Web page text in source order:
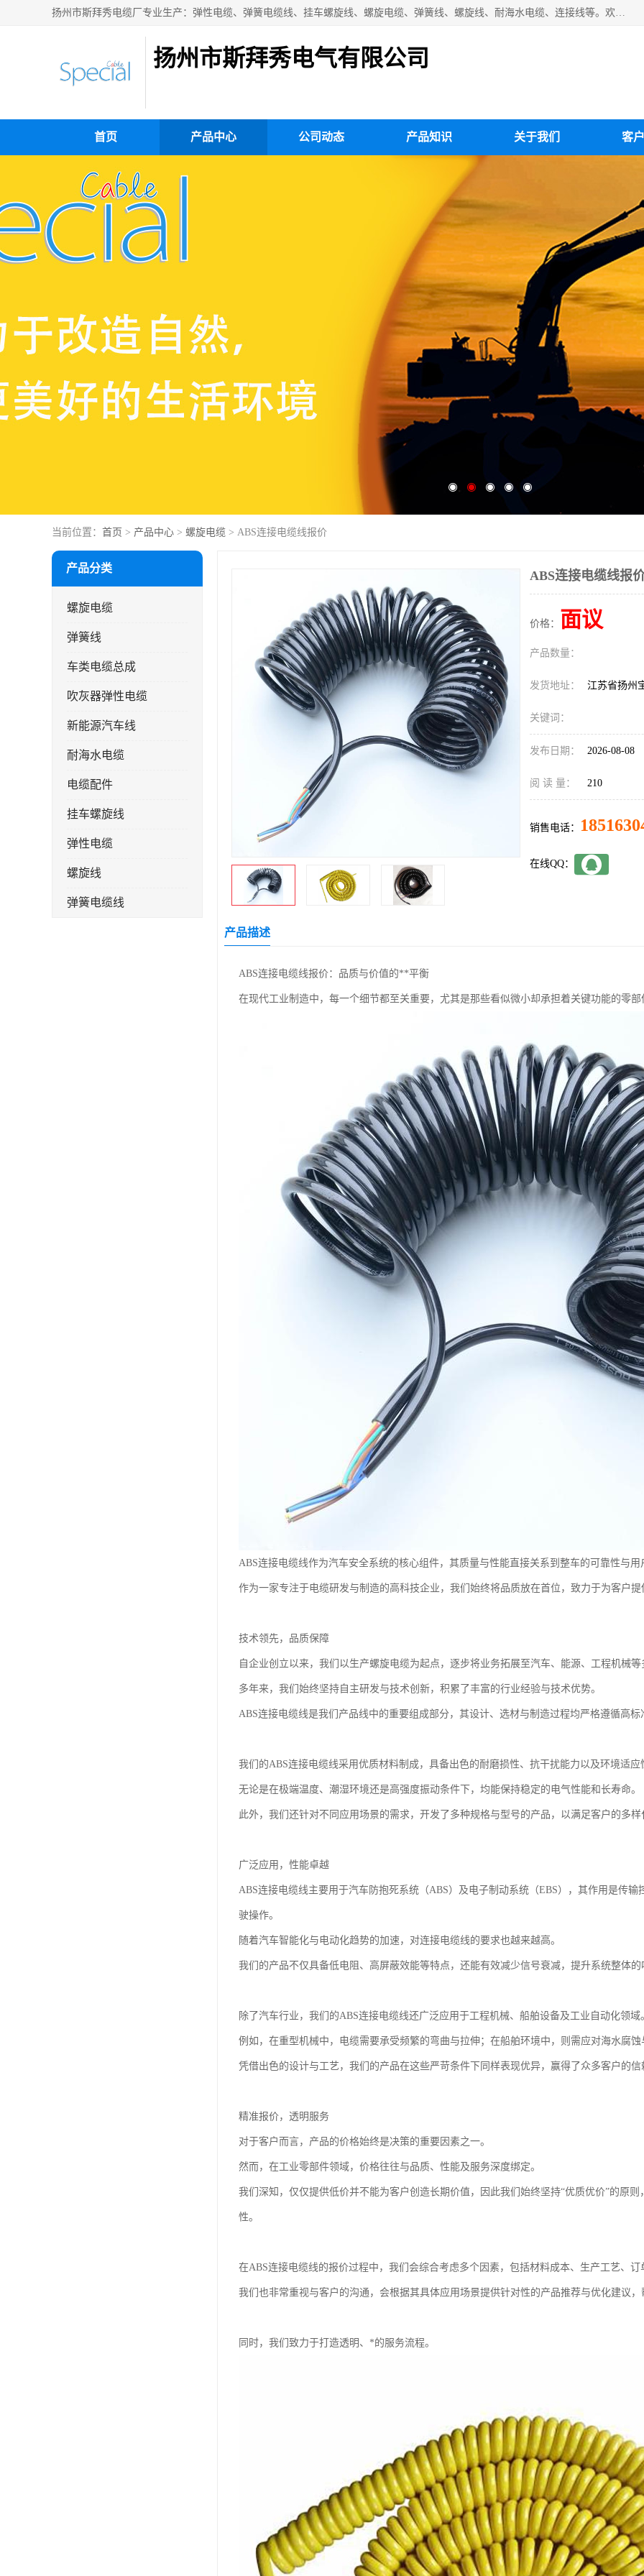
扬州市斯拜秀电缆厂专业生产：弹性电缆、弹簧电缆线、挂车螺旋线、螺旋电缆、弹簧线、螺旋线、耐海水电缆、连接线等。欢迎来电咨询！
扬州市斯拜秀电气有限公司
首页 产品中心 公司动态 产品知识 关于我们 客
当前位置： 首页 > 产品中心 > 螺旋电缆 > ABS连接电缆线报价
产品分类
螺旋电缆
弹簧线
车类电缆总成
吹灰器弹性电缆
新能源汽车线
耐海水电缆
电缆配件
挂车螺旋线
弹性电缆
螺旋线
弹簧电缆线
ABS连接电缆线报
价格： 面议
产品数量：
发货地址： 江苏省扬州
关键词：
发布日期： 2026-08-08
阅 读 量： 210
销售电话：
在线QQ：
产品描述
ABS连接电缆线报价：品质与价值的**平衡
在现代工业制造中，每一个细节都至关重要，尤其是那些看似微小却承担着关键功能的零部
ABS连接电缆线作为汽车安全系统的核心组件，其质量与性能直接关系到整车的可靠性与用
作为一家专注于电缆研发与制造的高科技企业，我们始终将品质放在首位，致力于为客户
技术领先，品质保障
自企业创立以来，我们以生产螺旋电缆为起点，逐步将业务拓展至汽车、能源、工程机械
多年来，我们始终坚持自主研发与技术创新，积累了丰富的行业经验与技术优势。
ABS连接电缆线是我们产品线中的重要组成部分，其设计、选材与制造过程均严格遵循高
我们的ABS连接电缆线采用优质材料制成，具备出色的耐磨损性、抗干扰能力以及环境适应
无论是在极端温度、潮湿环境还是高强度振动条件下，均能保持稳定的电气性能和长寿命。
此外，我们还针对不同应用场景的需求，开发了多种规格与型号的产品，以满足客户的多样
广泛应用，性能卓越
ABS连接电缆线主要用于汽车防抱死系统（ABS）及电子制动系统（EBS），其作用是传
驶操作。
随着汽车智能化与电动化趋势的加速，对连接电缆线的要求也越来越高。
我们的产品不仅具备低电阻、高屏蔽效能等特点，还能有效减少信号衰减，提升系统整体
除了汽车行业，我们的ABS连接电缆线还广泛应用于工程机械、船舶设备及工业自动化领域
例如，在重型机械中，电缆需要承受频繁的弯曲与拉伸；在船舶环境中，则需应对海水腐
凭借出色的设计与工艺，我们的产品在这些严苛条件下同样表现优异，赢得了众多客户的信
精准报价，透明服务
对于客户而言，产品的价格始终是决策的重要因素之一。
然而，在工业零部件领域，价格往往与品质、性能及服务深度绑定。
我们深知，仅仅提供低价并不能为客户创造长期价值，因此我们始终坚持“优质优价”的原
性。
在ABS连接电缆线的报价过程中，我们会综合考虑多个因素，包括材料成本、生产工艺、
我们也非常重视与客户的沟通，会根据其具体应用场景提供针对性的产品推荐与优化建议
同时，我们致力于打造透明、*的服务流程。